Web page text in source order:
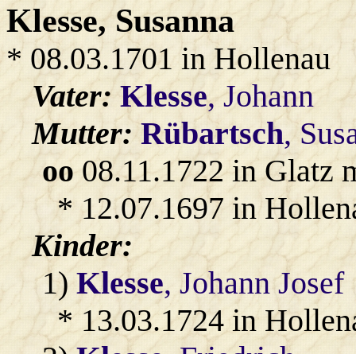
Klesse, Susanna
* 08.03.1701 in Hollenau
Vater:Klesse, Johann
Mutter:Rübartsch,
oo08.11.1722 in Glatz
* 12.07.1697 in
Kinder:
1)Klesse, Johann Josef
* 13.03.1724 in